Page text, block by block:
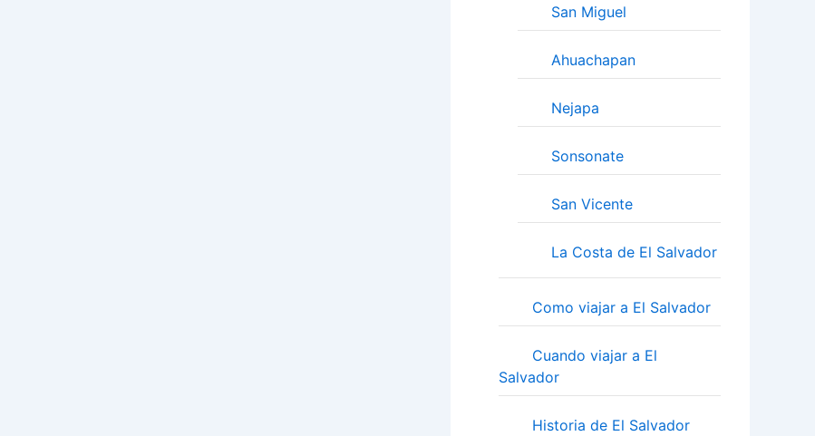
San Miguel
Ahuachapan
Nejapa
Sonsonate
San Vicente
La Costa de El Salvador
Como viajar a El Salvador
Cuando viajar a El
Salvador
Historia de El Salvador